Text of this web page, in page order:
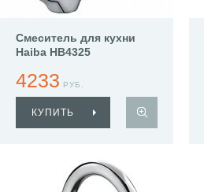
Смеситель для кухни
Haiba HB4325
4233 РУБ.
КУПИТЬ